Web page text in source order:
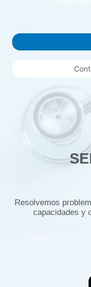
Resolvemos
capacidades y